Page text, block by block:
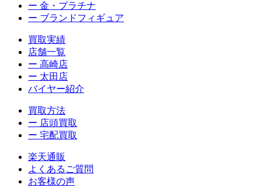
ー 金・プラチナ
ー ブランドフィギュア
買取実績
店舗一覧
ー 高崎店
ー 太田店
バイヤー紹介
買取方法
ー 店頭買取
ー 宅配買取
楽天通販
よくあるご質問
お客様の声